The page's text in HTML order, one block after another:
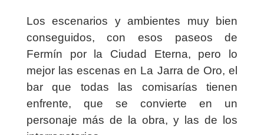
Los escenarios y ambientes muy bien
conseguidos, con esos paseos de
Fermín por la Ciudad Eterna, pero lo
mejor las escenas en La Jarra de Oro, el
bar que todas las comisarías tienen
enfrente, que se convierte en un
personaje más de la obra, y las de los